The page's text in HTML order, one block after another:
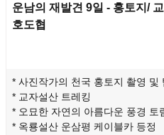
운남의 재발견 9일 - 홍토지/
호도협
* 사진작가의 천국 홍토지 촬영 및
* 교자설산 트레킹
* 오묘한 자연의 아름다운 풍경 토
* 옥룡설산 운삼평 케이블카 등정